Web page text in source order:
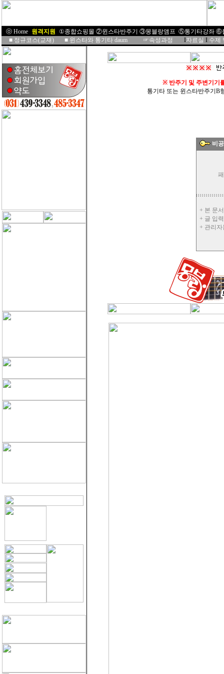
ⓞ Home 원격지원 ①종합쇼핑몰 ②윈스타반주기 ③몽블랑앰프 ⑤통기타강좌 ⑥
■ 정규코스(교재) ■ 윈스타와 통기타 daum ☞속성과정 I자료실 I 수제
※ 반주기 및 주변기기
통기타 또는 윈스타반주기B
비
+ 본 문
+ 글 입
+ 관리자